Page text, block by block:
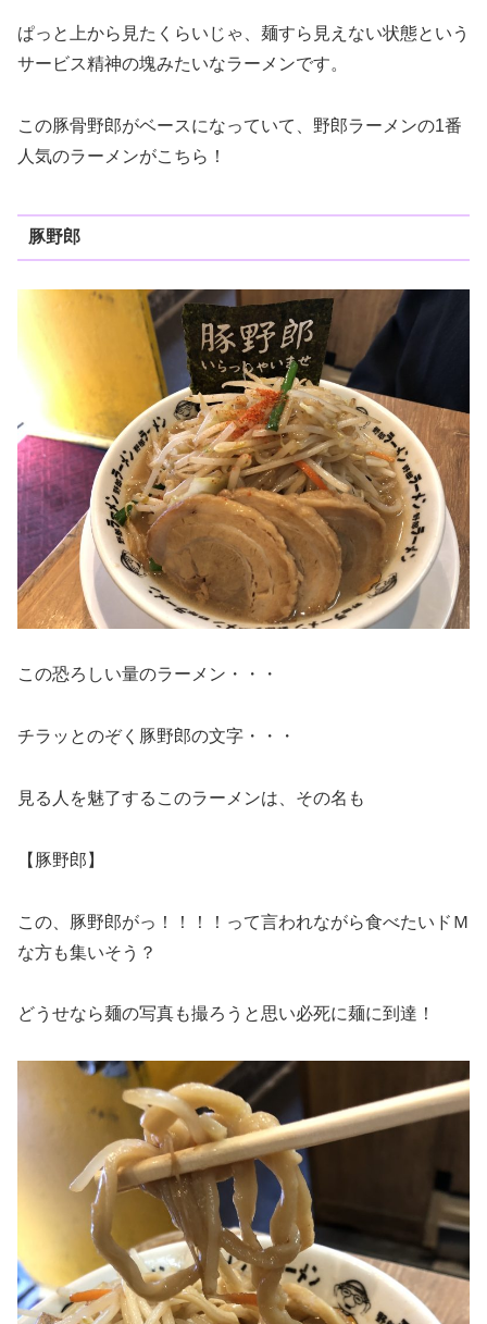
ぱっと上から見たくらいじゃ、麺すら見えない状態という
サービス精神の塊みたいなラーメンです。
この豚骨野郎がベースになっていて、野郎ラーメンの1番
人気のラーメンがこちら！
豚野郎
この恐ろしい量のラーメン・・・
チラッとのぞく豚野郎の文字・・・
見る人を魅了するこのラーメンは、その名も
【豚野郎】
この、豚野郎がっ！！！！って言われながら食べたいドＭ
な方も集いそう？
どうせなら麺の写真も撮ろうと思い必死に麺に到達！